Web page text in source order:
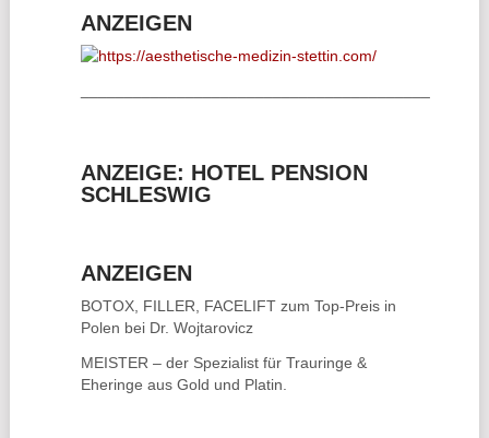
ANZEIGEN
ANZEIGE: HOTEL PENSION
SCHLESWIG
ANZEIGEN
BOTOX, FILLER, FACELIFTzum Top-Preis in
Polen bei Dr. Wojtarovicz
MEISTER – der Spezialist für Trauringe &
Eheringe aus Gold und Platin.